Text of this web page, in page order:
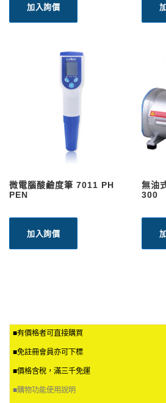
加入詢價
微電腦酸鹼度筆 7011 PH
PEN
加入詢價
無油
300
■有價格者可直接購買
■免註冊會員亦可下標
■價格含稅，滿三千免運
■購物功能使用說明